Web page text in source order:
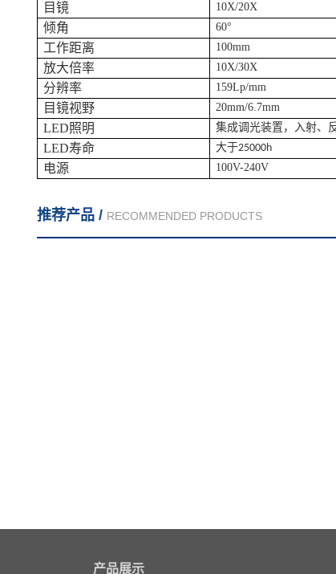
目镜 10X/20X
倾角 60°
工作距离 100mm
放大倍率 10X/30X
分辨率 159Lp/mm
目镜视野 20mm/6.7mm
LED照明 集成调光装置，入射、
LED寿命 大于25000h
电源 100V-240V
推荐产品 / RECOMMENDED PRODUCTS
产品展示